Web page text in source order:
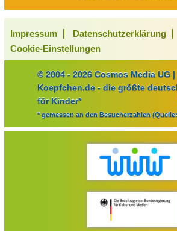
Impressum Datenschutzerklärung
Cookie-Einstellungen
© 2004 - 2026 Cosmos Media UG
Koepfchen.de - die größte
für Kinder*
* gemessen an den Besucherzahlen (Quelle: